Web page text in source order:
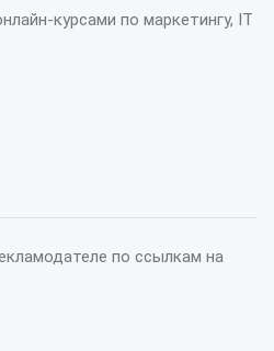
курсами по маркетингу, IT
по ссылкам на